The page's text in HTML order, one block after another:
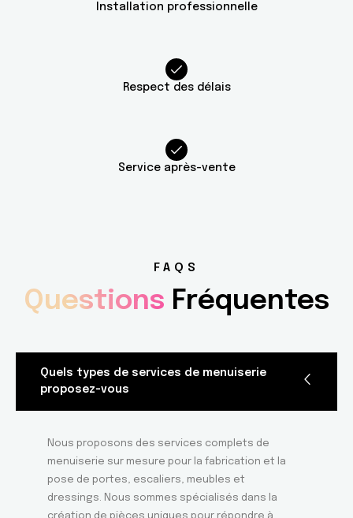
Installation professionnelle
Respect des délais
Service après-vente
FAQS
Questions Fréquentes
Quels types de services de menuiserie
proposez-vous
Nous proposons des services complets de
menuiserie sur mesure pour la fabrication et la
pose de portes, escaliers, meubles et
dressings. Nous sommes spécialisés dans la
création de pièces uniques pour répondre à